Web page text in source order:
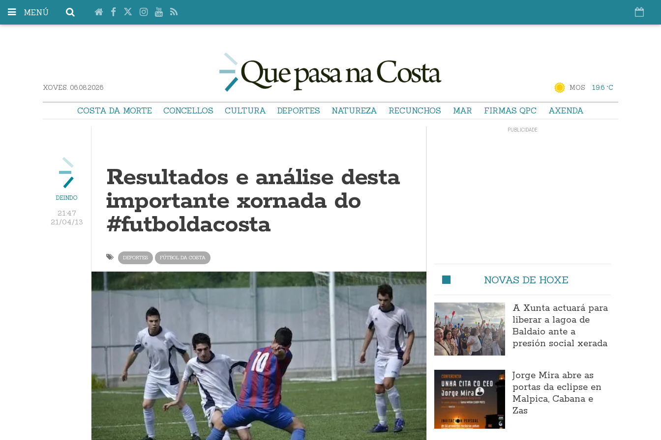
MENÚ
XOVES. 06.08.2026 MOS 19.6 °C
COSTA DA MORTE CONCELLOS CULTURA DEPORTES NATUREZA RECUNCHOS MAR FIRMAS QPC AXENDA
DEINDO
21:47
21/04/13
Resultados e análise desta
importante xornada do
#futboldacosta
DEPORTES FÚTBOL DA COSTA
NOVAS DE HOXE
A Xunta actuará para
liberar a lagoa de
Baldaio ante a
presión social xerada
Jorge Mira abre as
portas da eclipse en
Malpica, Cabana e
Zas